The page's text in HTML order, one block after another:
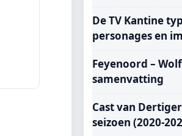
De TV Kantine
personages en
Feyenoord –
samenvatting
Cast van
seizoen (2020-